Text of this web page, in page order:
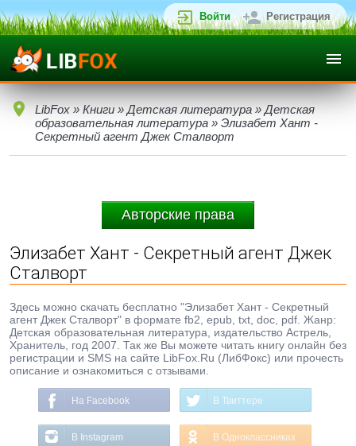
Войти Регистрация
LibFox » Книги » Детская литература » Детская
образовательная литература » Элизабет Хант -
Секретный агент Джек Сталворт
Авторские права
Элизабет Хант - Секретный агент Джек
Сталворт
Здесь можно скачать бесплатно "Элизабет Хант - Секретный
агент Джек Сталворт" в формате fb2, epub, txt, doc, pdf. Жанр:
Детская образовательная литература, издательство Астрель,
Хранитель, год 2007. Так же Вы можете читать книгу онлайн без
регистрации и SMS на сайте LibFox.Ru (ЛибФокс) или прочесть
описание и ознакомиться с отзывами.
На Facebook В Твиттере
В Instagram В Одноклассниках